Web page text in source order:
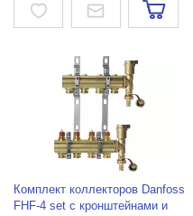
Комплект коллекторов Danfoss
FHF-4 set с кронштейнами и